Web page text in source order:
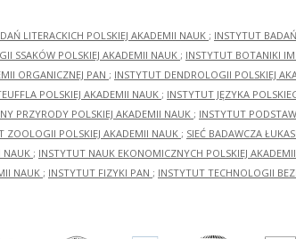
LITERACKICH POLSKIEJ AKADEMII NAUK ; INSTYTUT
SSAKÓW POLSKIEJ AKADEMII NAUK ; INSTYTUT BOTANIKI
ORGANICZNEJ PAN ; INSTYTUT DENDROLOGII POLSKIEJ
POLSKIEJ AKADEMII NAUK ; INSTYTUT JĘZYKA
PRZYRODY POLSKIEJ AKADEMII NAUK ; INSTYTUT
ZOOLOGII POLSKIEJ AKADEMII NAUK ; SIEĆ BADAWCZA
NAUK ; INSTYTUT NAUK EKONOMICZNYCH POLSKIEJ
NAUK ; INSTYTUT FIZYKI PAN ; INSTYTUT TECHNOLOGII